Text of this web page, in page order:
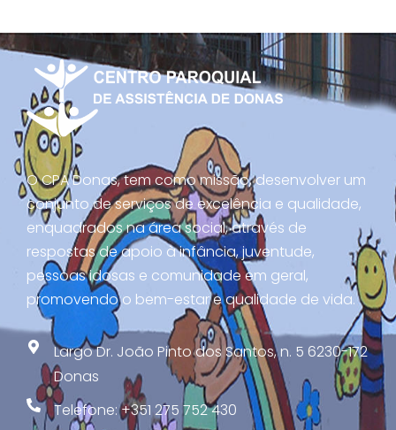
O CPA Donas, tem como missão, desenvolver um
conjunto de serviços de excelência e qualidade,
enquadrados na área social, através de
respostas de apoio à infância, juventude,
pessoas idosas e comunidade em geral,
promovendo o bem-estar e qualidade de vida.
Largo Dr. João Pinto dos Santos, n. 5 6230-172
Donas
Telefone: +351 275 752 430